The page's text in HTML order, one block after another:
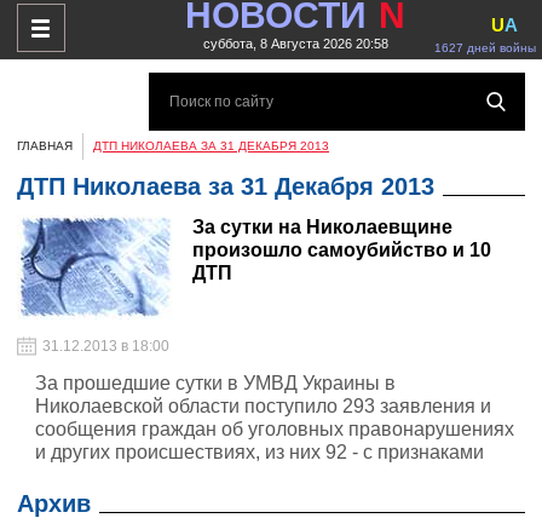
НОВОСТИ N
суббота, 8 Августа 2026 20:58 1627 дней войны
UA
ГЛАВНАЯ ДТП НИКОЛАЕВА ЗА 31 ДЕКАБРЯ 2013
ДТП Николаева за 31 Декабря 2013
За сутки на Николаевщине
произошло самоубийство и 10
ДТП
31.12.2013 в 18:00
За прошедшие сутки в УМВД Украины в
Николаевской области поступило 293 заявления и
сообщения граждан об уголовных правонарушениях
и других происшествиях, из них 92 - с признаками
Архив